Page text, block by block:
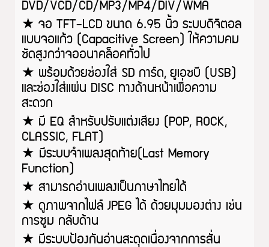
DVD/VCD/CD/MP3/MP4/DIV/WMA
★ จอ TFT-LCD ขนาด 6.95 นิ้ว ระบบดิจิตอล
แบบจอแก้ว (Capacitive Screen) ให้ความคม
ชัดสูงกว่าจออนาคล็อคทั่วไป
★ พร้อมด้วยช่องใส่ SD การ์ด, ยูเอชบี (USB)
และช่องใส่แผ่น DISC ทางด้านหน้าเพื่อความ
สะดวก
★ มี EQ สำหรับปรับแต่งเสียง (POP, ROCK,
CLASSIC, FLAT)
★ มีระบบจำเพลงสุดท้าย(Last Memory
Function)
★ สามารถอ่านเพลงเป็นภาษาไทยได้
★ ดูภาพจากไฟล์ JPEG ได้ ด้วยมุมมองต่าง เช่น
การซูม กลับด้าน
★ มีระบบป้องกันอ่านสะดุดเนื่องจากการสั่น